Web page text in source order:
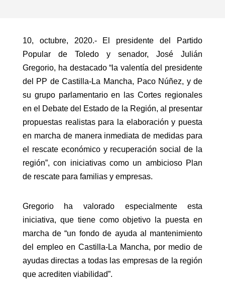
10, octubre, 2020.- El presidente del Partido
Popular de Toledo y senador, José Julián
Gregorio, ha destacado “la valentía del presidente
del PP de Castilla-La Mancha, Paco Núñez, y de
su grupo parlamentario en las Cortes regionales
en el Debate del Estado de la Región, al presentar
propuestas realistas para la elaboración y puesta
en marcha de manera inmediata de medidas para
el rescate económico y recuperación social de la
región”, con iniciativas como un ambicioso Plan
de rescate para familias y empresas.
Gregorio ha valorado especialmente esta
iniciativa, que tiene como objetivo la puesta en
marcha de “un fondo de ayuda al mantenimiento
del empleo en Castilla-La Mancha, por medio de
ayudas directas a todas las empresas de la región
que acrediten viabilidad”.